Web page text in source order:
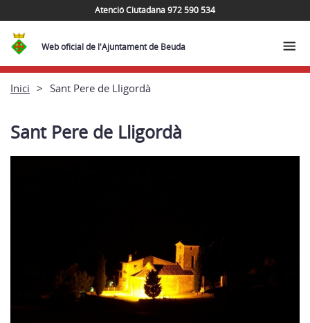
Atenció Ciutadana 972 590 534
Web oficial de l'Ajuntament de Beuda
Inici Sant Pere de Lligordà
Sant Pere de Lligordà